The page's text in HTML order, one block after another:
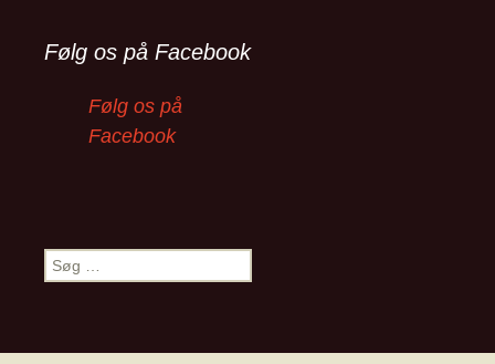
Følg os på Facebook
Følg os på
Facebook
Søg
efter: